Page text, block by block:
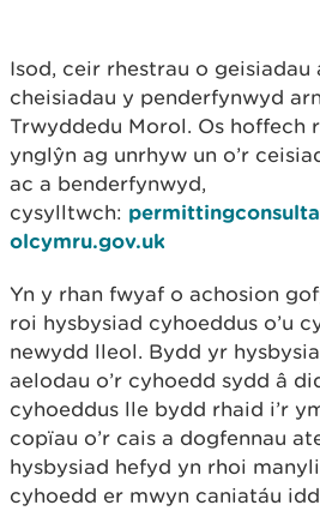
Isod, ceir rhestrau o
cheisiadau y penderfynwyd
Trwyddedu Morol. Os hoffech
ynglŷn ag unrhyw un o’r
ac a benderfynwyd,
cysylltwch:
olcymru.gov.uk
Yn y rhan fwyaf o achosion
roi hysbysiad cyhoeddus o’u
newydd lleol. Bydd yr
aelodau o’r cyhoedd sydd â
cyhoeddus lle bydd rhaid i’r
copïau o’r cais a dogfennau
hysbysiad hefyd yn rhoi
cyhoedd er mwyn caniatáu